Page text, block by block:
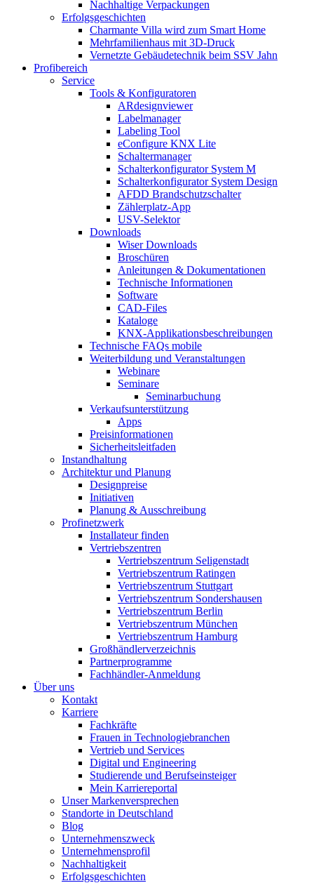
Nachhaltige Verpackungen
Erfolgsgeschichten
Charmante Villa wird zum Smart Home
Mehrfamilienhaus mit 3D-Druck
Vernetzte Gebäudetechnik beim SSV Jahn
Profibereich
Service
Tools & Konfiguratoren
ARdesignviewer
Labelmanager
Labeling Tool
eConfigure KNX Lite
Schaltermanager
Schalterkonfigurator System M
Schalterkonfigurator System Design
AFDD Brandschutzschalter
Zählerplatz-App
USV-Selektor
Downloads
Wiser Downloads
Broschüren
Anleitungen & Dokumentationen
Technische Informationen
Software
CAD-Files
Kataloge
KNX-Applikationsbeschreibungen
Technische FAQs mobile
Weiterbildung und Veranstaltungen
Webinare
Seminare
Seminarbuchung
Verkaufsunterstützung
Apps
Preisinformationen
Sicherheitsleitfaden
Instandhaltung
Architektur und Planung
Designpreise
Initiativen
Planung & Ausschreibung
Profinetzwerk
Installateur finden
Vertriebszentren
Vertriebszentrum Seligenstadt
Vertriebszentrum Ratingen
Vertriebszentrum Stuttgart
Vertriebszentrum Sondershausen
Vertriebszentrum Berlin
Vertriebszentrum München
Vertriebszentrum Hamburg
Großhändlerverzeichnis
Partnerprogramme
Fachhändler-Anmeldung
Über uns
Kontakt
Karriere
Fachkräfte
Frauen in Technologiebranchen
Vertrieb und Services
Digital und Engineering
Studierende und Berufseinsteiger
Mein Karriereportal
Unser Markenversprechen
Standorte in Deutschland
Blog
Unternehmenszweck
Unternehmensprofil
Nachhaltigkeit
Erfolgsgeschichten